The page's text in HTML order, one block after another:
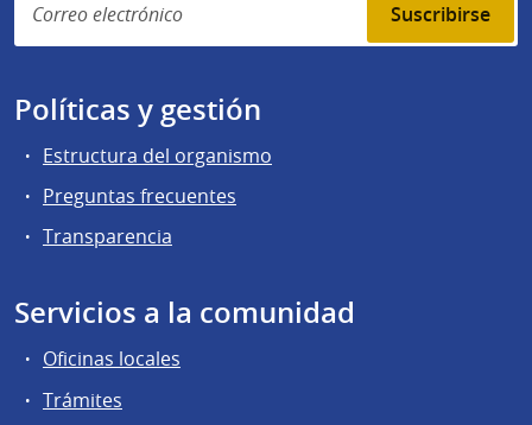
Suscribirse
Políticas y gestión
Estructura del organismo
Preguntas frecuentes
Transparencia
Servicios a la comunidad
Oficinas locales
Trámites